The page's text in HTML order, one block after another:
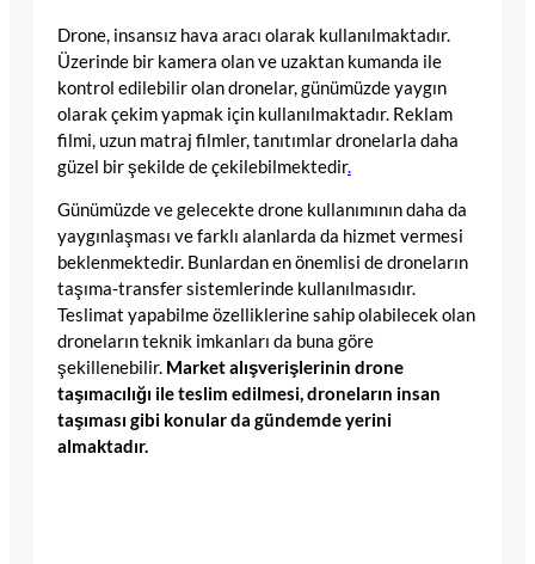
Drone, insansız hava aracı olarak kullanılmaktadır.
Üzerinde bir kamera olan ve uzaktan kumanda ile
kontrol edilebilir olan dronelar, günümüzde yaygın
olarak çekim yapmak için kullanılmaktadır. Reklam
filmi, uzun matraj filmler, tanıtımlar dronelarla daha
güzel bir şekilde de çekilebilmektedir.
Günümüzde ve gelecekte drone kullanımının daha da
yaygınlaşması ve farklı alanlarda da hizmet vermesi
beklenmektedir. Bunlardan en önemlisi de droneların
taşıma-transfer sistemlerinde kullanılmasıdır.
Teslimat yapabilme özelliklerine sahip olabilecek olan
droneların teknik imkanları da buna göre
şekillenebilir. Market alışverişlerinin drone
taşımacılığı ile teslim edilmesi, droneların insan
taşıması gibi konular da gündemde yerini
almaktadır.